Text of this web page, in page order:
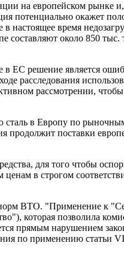
на европейском рынке
потенциально окажет
настоящее время
составляют около 850
в ЕС решение является
расследования
рассмотрении,
в Европу по
продолжит поставки
для того чтобы
в строгом
ВТО. "Применение к
которая позволила
прямым нарушением
по применению статьи